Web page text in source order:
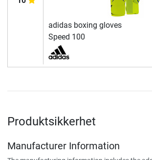
adidas boxing gloves
Speed 100
Produktsikkerhet
Manufacturer Information